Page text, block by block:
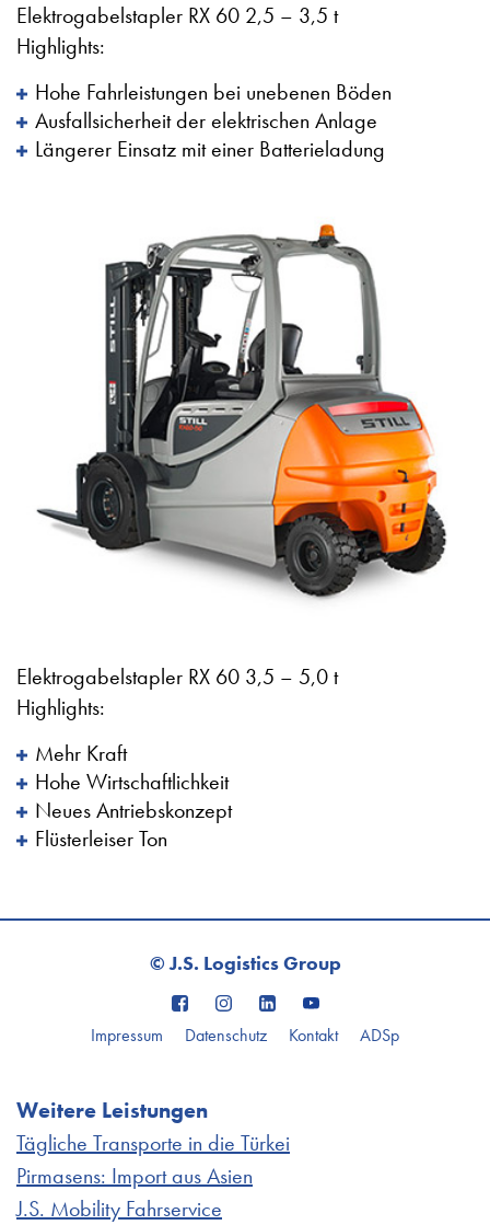
Elektrogabelstapler RX 60 2,5 – 3,5 t
Highlights:
Hohe Fahrleistungen bei unebenen Böden
Ausfallsicherheit der elektrischen Anlage
Längerer Einsatz mit einer Batterieladung
Elektrogabelstapler RX 60 3,5 – 5,0 t
Highlights:
Mehr Kraft
Hohe Wirtschaftlichkeit
Neues Antriebskonzept
Flüsterleiser Ton
© J.S. Logistics Group
Impressum Datenschutz Kontakt ADSp
Weitere Leistungen
Tägliche Transporte in die Türkei
Pirmasens: Import aus Asien
J.S. Mobility Fahrservice